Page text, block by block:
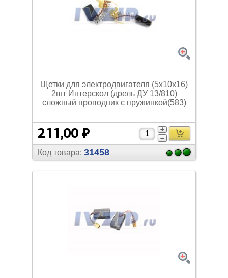
Щетки для электродвигателя (5х10х16)
2шт Интерскол (дрель ДУ 13/810)
сложный проводник с пружинкой(583)
211,00 ₽
Код товара: 31458